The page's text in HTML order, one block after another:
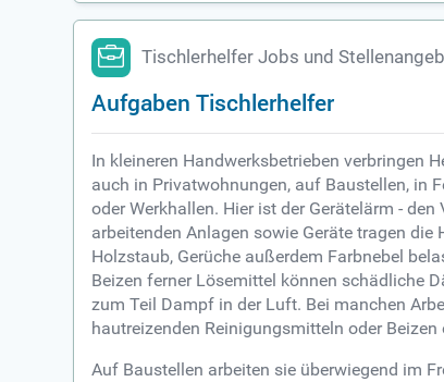
Tischlerhelfer Jobs und
Aufgaben Tischlerhelfer
In kleineren Handwerksbetrieben verbringen
auch in Privatwohnungen, auf Baustellen, in
oder Werkhallen. Hier ist der Gerätelärm -
arbeitenden Anlagen sowie Geräte tragen
Holzstaub, Gerüche außerdem Farbnebel
Beizen ferner Lösemittel können schädliche
zum Teil Dampf in der Luft. Bei manchen
hautreizenden Reinigungsmitteln oder
Auf Baustellen arbeiten sie überwiegend im